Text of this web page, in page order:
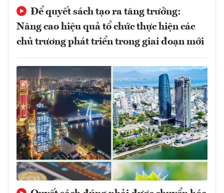
Để quyết sách tạo ra tăng trưởng:
Nâng cao hiệu quả tổ chức thực hiện các
chủ trương phát triển trong giai đoạn mới